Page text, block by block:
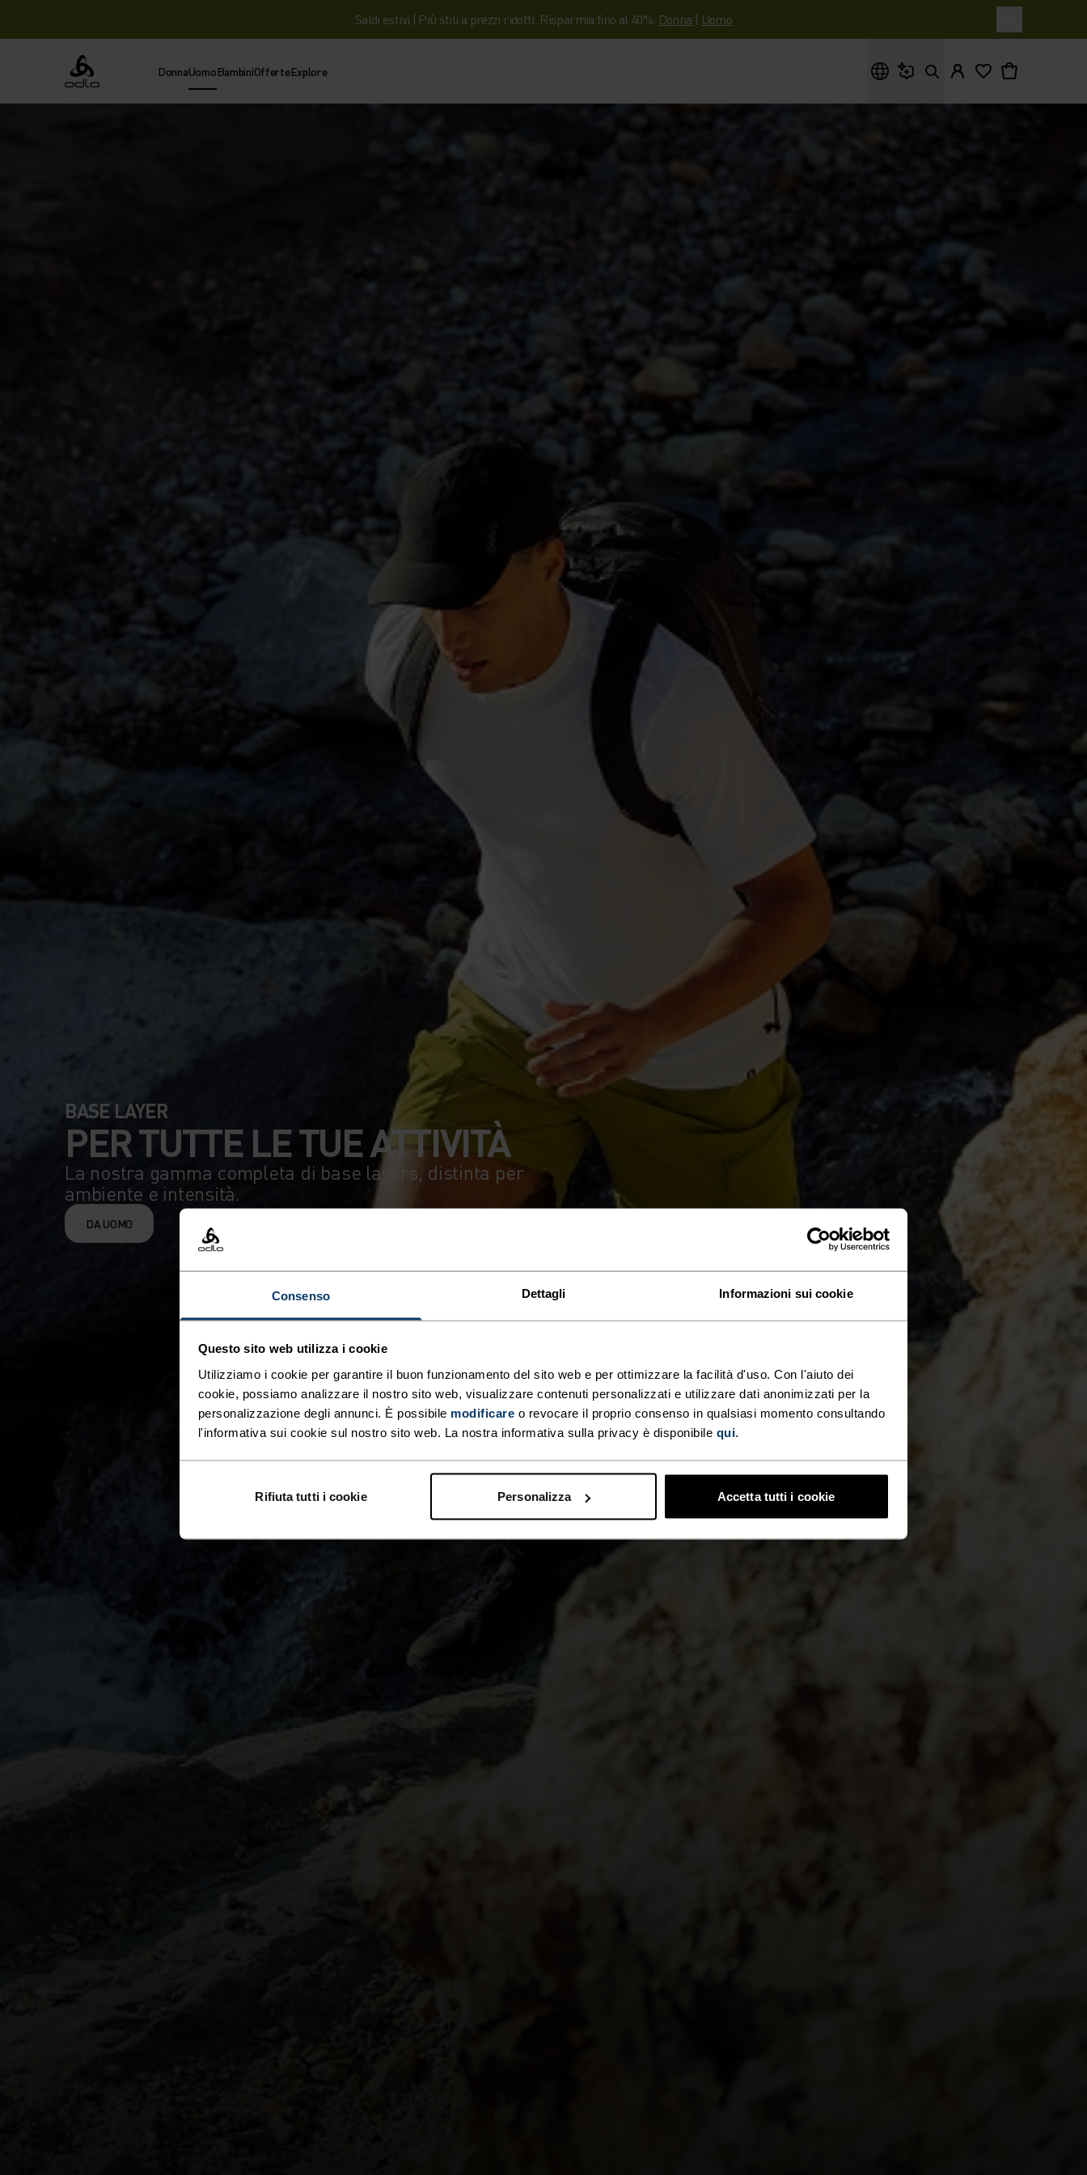
Consenso Dettagli Informazioni sui cookie
Questo sito web utilizza i cookie
Utilizziamo i cookie per garantire il buon funzionamento del sito web e per ottimizzare la facilità d'uso. Con l'aiuto dei
cookie, possiamo analizzare il nostro sito web, visualizzare contenuti personalizzati e utilizzare dati anonimizzati per la
personalizzazione degli annunci. È possibile modificare o revocare il proprio consenso in qualsiasi momento consultando
l'informativa sui cookie sul nostro sito web. La nostra informativa sulla privacy è disponibile qui.
Rifiuta tutti i cookie Personalizza Accetta tutti i cookie
Saldi estivi | Più stili a prezzi ridotti. Risparmia fino al 40%. Donna | Uomo
Odlo DonnaUomoBambiniOfferteExplore
BASE LAYER
PER TUTTE LE TUE ATTIVITÀ
La nostra gamma completa di base layers, distinta per
ambiente e intensità.
DA UOMO